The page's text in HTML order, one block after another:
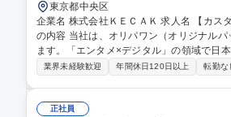
東京都中央区
企業名 株式会社ＫＥＣＡＫ 求人名 【カスタマーサポート/BPO管理】オンライントレカ/エンタメ/急成長中★ 仕事
の内容 当社は、オリパワン（オリジナル
ます。「エンタメ×デジタル」の領域で日
社内CSチームの一員としてBPO（外部委
新 ■対応品質モニタリング・SLA/KPI管
の仕組み化に挑戦でき、ユーザーの熱量を直に感じな
業界未経験歓迎 年間休日120日以上 転勤な
正社員